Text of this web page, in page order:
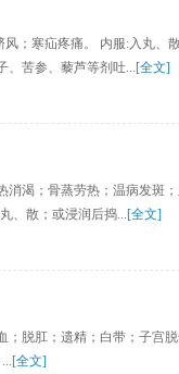
；寒疝疼痛。 内服:入丸
、苦参、藜芦等剂吐...[全文]
渴；骨蒸劳热；温病发斑
、散；或浸润后捣...[全文]
脱肛；遗精；白带；子宫
[全文]